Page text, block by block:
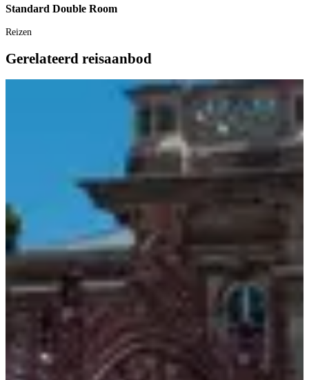
Standard Double Room
Reizen
Gerelateerd reisaanbod